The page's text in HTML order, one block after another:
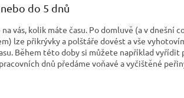
do 5 dnů
vás, kolik máte času. Po domluvě (a v dnešní
lze přikrývky a polštáře dovést a vše
Během této doby si můžete například vyřídit
dnů předáme voňavé a vyčištěné